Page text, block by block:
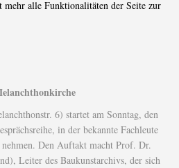
6) startet am Sonntag, den
in der bekannte Fachleute
Den Auftakt macht Prof. Dr.
Leiter des Baukunstarchivs, der sich
alle Funktionalitäten der Seite zur